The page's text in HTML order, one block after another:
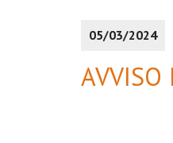
05/03/2024
AVVISO